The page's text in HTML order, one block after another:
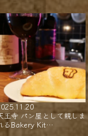
王寺 パン屋として親しま
るBakery Kit…